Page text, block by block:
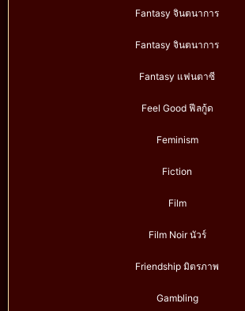
Fantasy จินตนาการ
Fantasy จินตนาการ
Fantasy แฟนตาซี
Feel Good ฟีลกู้ด
Feminism
Fiction
Film
Film Noir นัวร์
Friendship มิตรภาพ
Gambling